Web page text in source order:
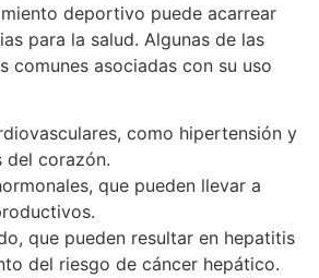
deportivo puede acarrear
para la salud. Algunas de las
comunes asociadas con su uso
como hipertensión y
del corazón.
que pueden llevar a
que pueden resultar en hepatitis
del riesgo de cáncer hepático.